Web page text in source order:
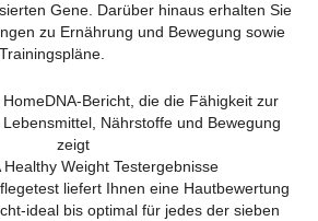
Gene. Darüber hinaus erhalten Sie
zu Ernährung und Bewegung sowie
Healthy Weight Testergebnisse
liefert Ihnen eine Hautbewertung
ideal bis optimal für jedes der sieben